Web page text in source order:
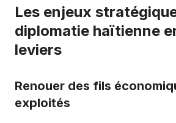
Les enjeux
diplomatie haïtienne
leviers
Renouer des fils
exploités